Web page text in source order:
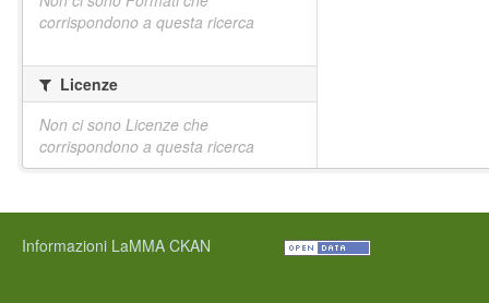
corrispondono a questa ricerca
Licenze
Non ci sono Licenze che
corrispondono a questa ricerca
Informazioni LaMMA CKAN